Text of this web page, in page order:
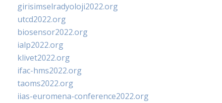
girisimselradyoloji2022.org
utcd2022.org
biosensor2022.org
ialp2022.org
klivet2022.org
ifac-hms2022.org
taoms2022.org
iias-euromena-conference2022.org